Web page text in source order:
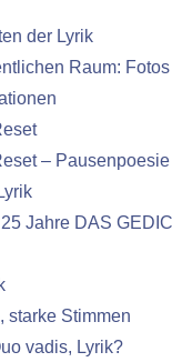
der Lyrik
Raum: Fotos
–
Jahre DAS
starke Stimmen
vadis, Lyrik?